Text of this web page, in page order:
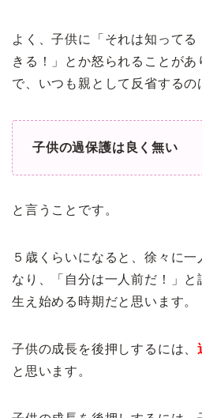
よく、子供に「それは知って
きる！」とか怒られることが
で、いつも親として反省するの
子供の過保護は良く無い
と言うことです。
５歳くらいになると、徐々に一
なり、「自分は一人前だ！」
生え始める時期だと思います。
子供の成長を後押しするには、
と思います。